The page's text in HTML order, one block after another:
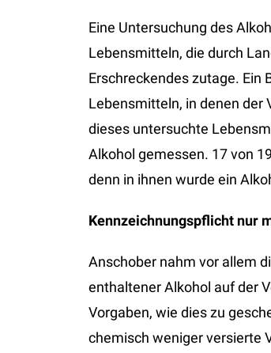
Eine Untersuchung des
Lebensmitteln, die durch
Erschreckendes zutage. Ein
Lebensmitteln, in denen der
dieses untersuchte
Alkohol gemessen. 17 von
denn in ihnen wurde ein
Kennzeichnungspflicht nur
Anschober nahm vor allem
enthaltener Alkohol auf der
Vorgaben, wie dies zu
chemisch weniger versierte